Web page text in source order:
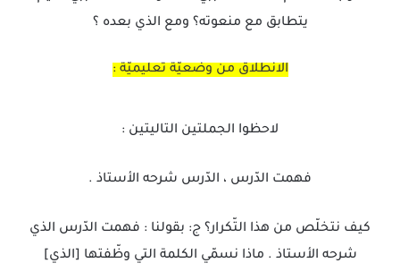
يتطابق مع منعوته؟ ومع الذي بعده ؟
الانطلاق من وضعيّة تعليميّة :
لاحظوا الجملتين التاليتين :
فهمت الدّرس ، الدّرس شرحه الأستاذ .
كيف نتخلّص من هذا التّكرار؟ ج: بقولنا : فهمت الدّرس الذي
شرحه الأستاذ . ماذا نسمّي الكلمة التي وظّفتها [الذي]